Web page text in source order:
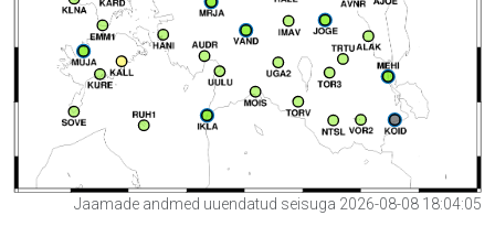
Jaamade andmed uuendatud seisuga 2026-08-08 18:04:05